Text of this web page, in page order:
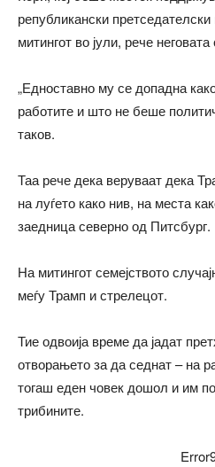
републикански
митингот во јули, рече неговата
„Едноставно му се допадна
работите и што не беше
таков.
Таа рече дека веруваат дека
на луѓето како нив, на места
заедница северно од Питсбург.
На митингот семејството
меѓу Трамп и стрелецот.
Тие одвоија време да јадат
отворањето за да седнат – на
тогаш еден човек дошол и им
трибините.